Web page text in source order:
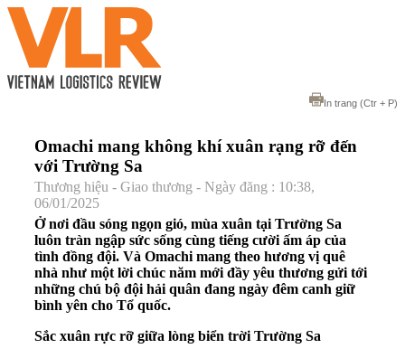
In trang (Ctr + P)
Omachi mang không khí xuân rạng rỡ đến
với Trường Sa
Thương hiệu - Giao thương - Ngày đăng : 10:38,
06/01/2025
Ở nơi đầu sóng ngọn gió, mùa xuân tại Trường Sa
luôn tràn ngập sức sống cùng tiếng cười ấm áp của
tình đồng đội. Và Omachi mang theo hương vị quê
nhà như một lời chúc năm mới đầy yêu thương gửi tới
những chú bộ đội hải quân đang ngày đêm canh giữ
bình yên cho Tổ quốc.
Sắc xuân rực rỡ giữa lòng biển trời Trường Sa